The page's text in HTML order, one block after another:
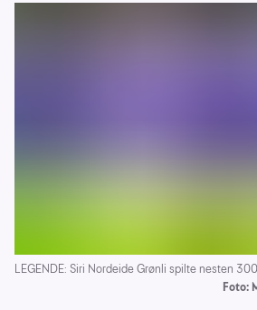
LEGENDE: Siri Nordeide Grønli spilte nesten
Foto: